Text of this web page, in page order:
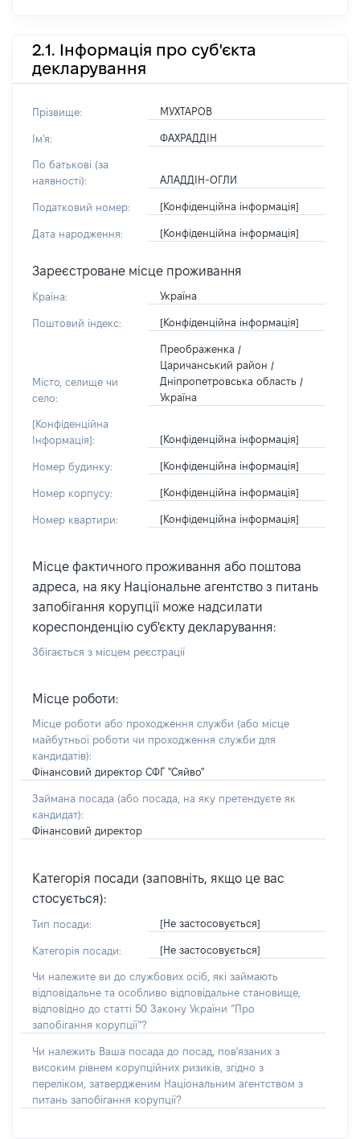
2.1. Інформація про суб'єкта
декларування
Прізвище: МУХТАРОВ
Ім'я: ФАХРАДДІН
По батькові (за
наявності):
АЛАДДІН-ОГЛИ
Податковий номер: [Конфіденційна інформація]
Дата народження: [Конфіденційна інформація]
Зареєстроване місце проживання
Країна: Україна
Поштовий індекс: [Конфіденційна інформація]
Місто, селище чи
село:
Преображенка /
Царичанський район /
Дніпропетровська область /
Україна
[Конфіденційна
Інформація]:
[Конфіденційна інформація]
Номер будинку: [Конфіденційна інформація]
Номер корпусу: [Конфіденційна інформація]
Номер квартири: [Конфіденційна інформація]
Місце фактичного проживання або поштова
адреса, на яку Національне агентство з питань
запобігання корупції може надсилати
кореспонденцію суб'єкту декларування:
Збігається з місцем реєстрації
Місце роботи:
Місце роботи або проходження служби (або місце
майбутньої роботи чи проходження служби для
кандидатів):
Фінансовий директор СФГ "Сяйво"
Займана посада (або посада, на яку претендуєте як
кандидат):
Фінансовий директор
Категорія посади (заповніть, якщо це вас
стосується):
Тип посади: [Не застосовується]
Категорія посади: [Не застосовується]
Чи належите ви до службових осіб, які займають
відповідальне та особливо відповідальне становище,
відповідно до статті 50 Закону України “Про
запобігання корупції”?
Чи належить Ваша посада до посад, пов'язаних з
високим рівнем корупційних ризиків, згідно з
переліком, затвердженим Національним агентством з
питань запобігання корупції?